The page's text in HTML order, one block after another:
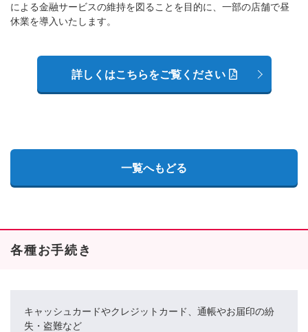
による金融サービスの維持を図ることを目的に、一部の店舗で昼
休業を導入いたします。
詳しくはこちらをご覧ください
一覧へもどる
各種お手続き
キャッシュカードやクレジットカード、通帳やお届印の紛
失・盗難など